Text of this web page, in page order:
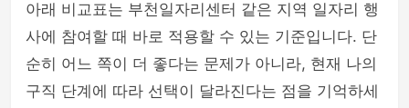
아래 비교표는 부천일자리센터 같은 지역 일자리 행
사에 참여할 때 바로 적용할 수 있는 기준입니다. 단
순히 어느 쪽이 더 좋다는 문제가 아니라, 현재 나의
구직 단계에 따라 선택이 달라진다는 점을 기억하세